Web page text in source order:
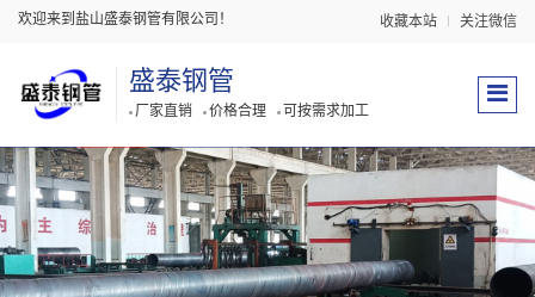
欢迎来到盐山盛泰钢管有限公司！ 收藏本站 关注微信
盛泰钢管
厂家直销 价格合理 可按需求加工